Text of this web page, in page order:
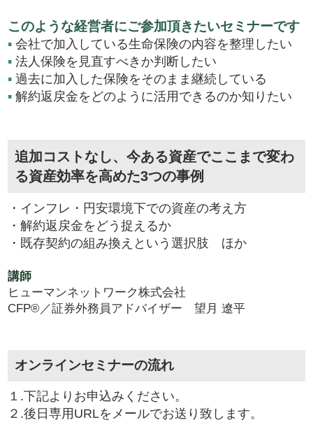
このような経営者にご参加頂きたいセミナーです
▪ 会社で加入している生命保険の内容を整理したい
▪ 法人保険を見直すべきか判断したい
▪ 過去に加入した保険をそのまま継続している
▪ 解約返戻金をどのように活用できるのか知りたい
追加コストなし、今ある資産でここまで変わ
る資産効率を高めた3つの事例
・インフレ・円安環境下での資産の考え方
・解約返戻金をどう捉えるか
・既存契約の組み換えという選択肢 ほか
講師
ヒューマンネットワーク株式会社
CFP®／証券外務員アドバイザー 望月 遼平
オンラインセミナーの流れ
１.下記よりお申込みください。
２.後日専用URLをメールでお送り致します。